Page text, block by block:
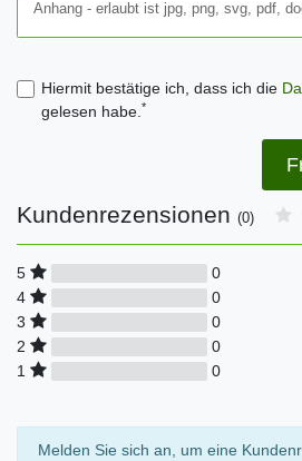
Anhang - erlaubt ist jpg, png, svg, pdf,
Hiermit bestätige ich, dass ich die
gelesen habe.*
Kundenrezensionen (0)
5
0
4
0
3
0
2
0
1
0
Melden Sie sich an, um eine